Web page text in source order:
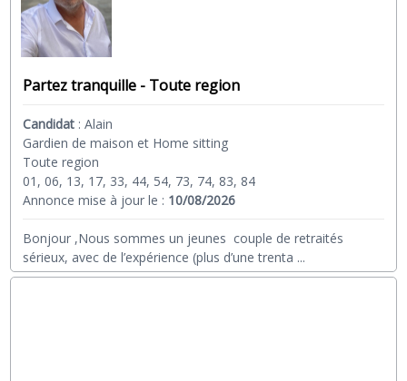
Partez tranquille - Toute region
Candidat :Alain
Gardien de maison et Home sitting
Toute region
01, 06, 13, 17, 33, 44, 54, 73, 74, 83, 84
Annonce mise à jour le : 10/08/2026
Bonjour ,Nous sommes un jeunes couple de retraités
sérieux, avec de l’expérience (plus d’une trenta ...